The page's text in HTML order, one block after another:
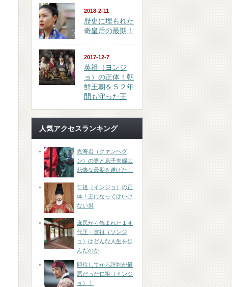
2018-2-11
歴史に埋もれた
奇皇后の最期！
2017-12-7
英祖（ヨンジ
ョ）の正体！朝
鮮王朝を５２年
間も守った王
人気アクセスランキング
光海君（クァンヘグ
ン）の妻と息子夫婦は
悲惨な最期を遂げた！
仁祖（インジョ）の正
体！王になってはいけ
ない男
庶民から怨まれた１４
代王・宣祖（ソンジ
ョ）はどんな人生を歩
んだのか
即位してから評判が最
悪だった仁祖（インジ
ョ）！